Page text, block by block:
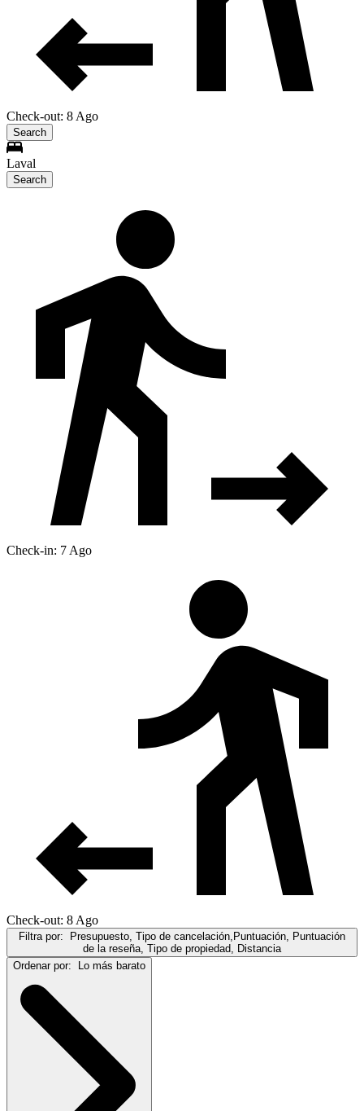
Check-out: 8 Ago
Search
Laval
Search
Check-in: 7 Ago
Check-out: 8 Ago
Filtra por: Presupuesto, Tipo de cancelación,Puntuación, Puntuación
de la reseña, Tipo de propiedad, Distancia
Ordenar por: Lo más barato